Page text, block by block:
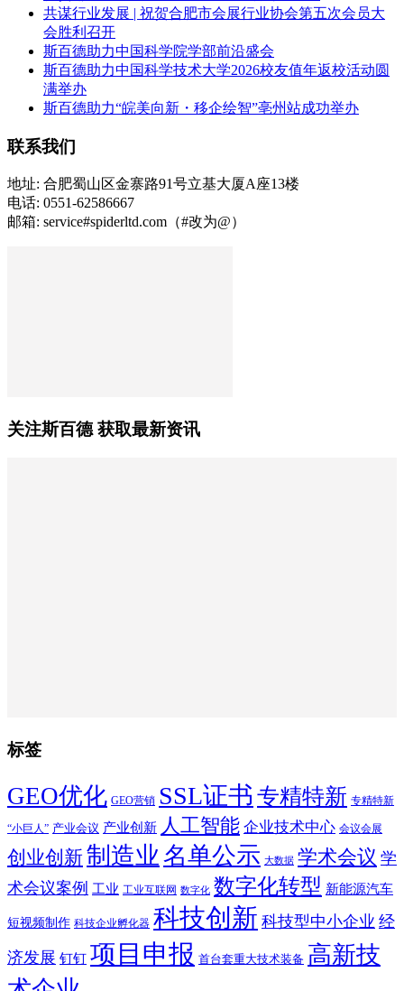
共谋行业发展 | 祝贺合肥市会展行业协会第五次会员大
会胜利召开
斯百德助力中国科学院学部前沿盛会
斯百德助力中国科学技术大学2026校友值年返校活动圆
满举办
斯百德助力“皖美向新・移企绘智”亳州站成功举办
联系我们
地址: 合肥蜀山区金寨路91号立基大厦A座13楼
电话: 0551-62586667
邮箱: service#spiderltd.com（#改为@）
关注斯百德 获取最新资讯
标签
GEO优化 GEO营销 SSL证书 专精特新 专精特新
“小巨人” 产业会议 产业创新 人工智能 企业技术中心 会议会展
创业创新制造业 名单公示 大数据 学术会议 学
术会议案例 工业 工业互联网 数字化 数字化转型 新能源汽车
短视频制作 科技企业孵化器 科技创新 科技型中小企业 经
济发展 钉钉 项目申报 首台套重大技术装备 高新技